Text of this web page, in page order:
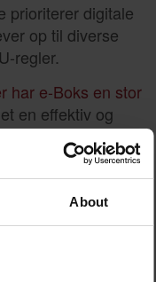
About
prioriterer digitale
op til diverse
regler.
har e-Boks en stor
en effektiv og
forbrugere på.
der er
skal håndteres
Boks muligt for
at sikre, at